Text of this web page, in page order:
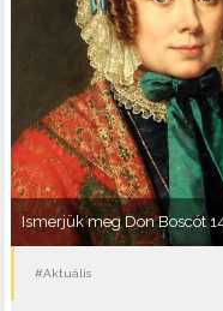
Ismerjük meg Don Boscót
#Aktuális